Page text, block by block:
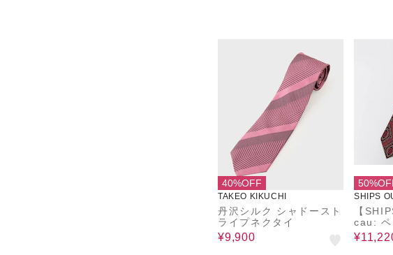
40%OFF
TAKEO KIKUCHI
丹沢シルク シャドースト
ライプネクタイ
¥9,900
SHIPS
【
cau: ペ
ト ネク